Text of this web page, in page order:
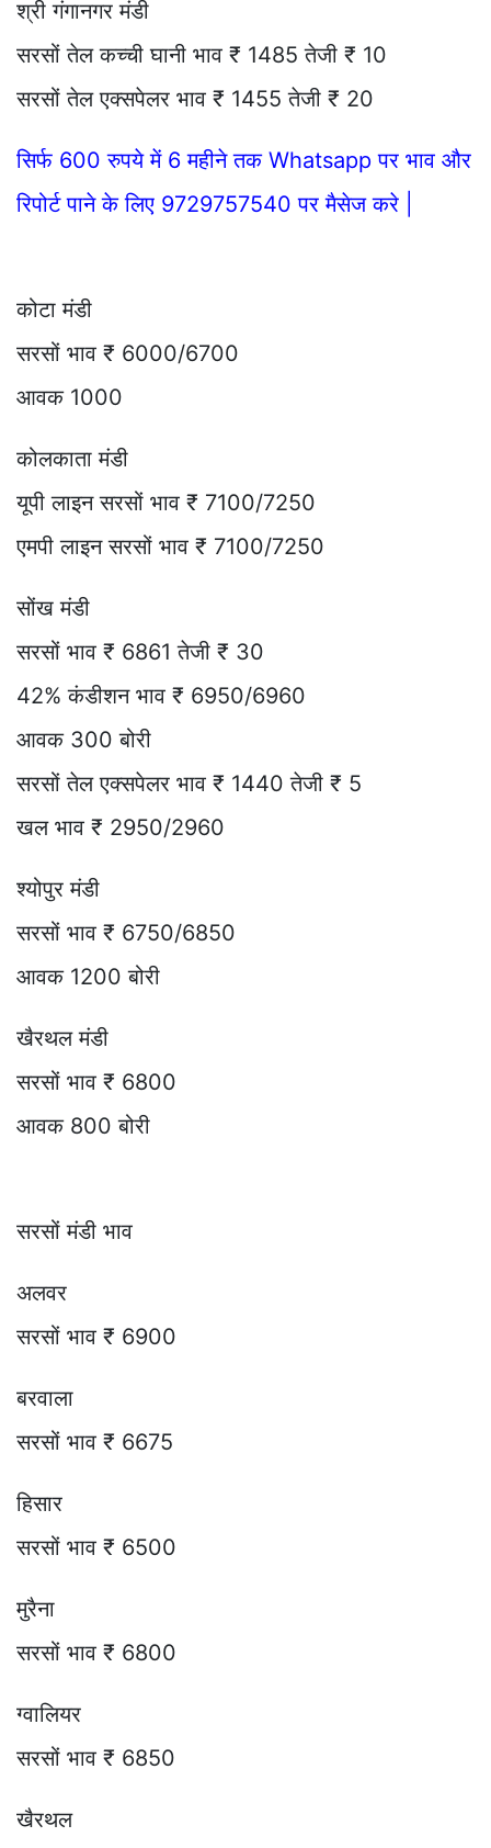
श्री गंगानगर मंडी
सरसों तेल कच्ची घानी भाव ₹ 1485 तेजी ₹ 10
सरसों तेल एक्सपेलर भाव ₹ 1455 तेजी ₹ 20
सिर्फ 600 रुपये में 6 महीने तक Whatsapp पर भाव और
रिपोर्ट पाने के लिए 9729757540 पर मैसेज करे |
कोटा मंडी
सरसों भाव ₹ 6000/6700
आवक 1000
कोलकाता मंडी
यूपी लाइन सरसों भाव ₹ 7100/7250
एमपी लाइन सरसों भाव ₹ 7100/7250
सोंख मंडी
सरसों भाव ₹ 6861 तेजी ₹ 30
42% कंडीशन भाव ₹ 6950/6960
आवक 300 बोरी
सरसों तेल एक्सपेलर भाव ₹ 1440 तेजी ₹ 5
खल भाव ₹ 2950/2960
श्योपुर मंडी
सरसों भाव ₹ 6750/6850
आवक 1200 बोरी
खैरथल मंडी
सरसों भाव ₹ 6800
आवक 800 बोरी
सरसों मंडी भाव
अलवर
सरसों भाव ₹ 6900
बरवाला
सरसों भाव ₹ 6675
हिसार
सरसों भाव ₹ 6500
मुरैना
सरसों भाव ₹ 6800
ग्वालियर
सरसों भाव ₹ 6850
खैरथल